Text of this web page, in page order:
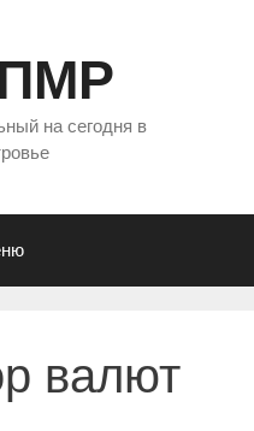
на сегодня в
валют